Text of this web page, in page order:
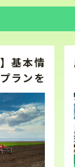
基本情
ランを